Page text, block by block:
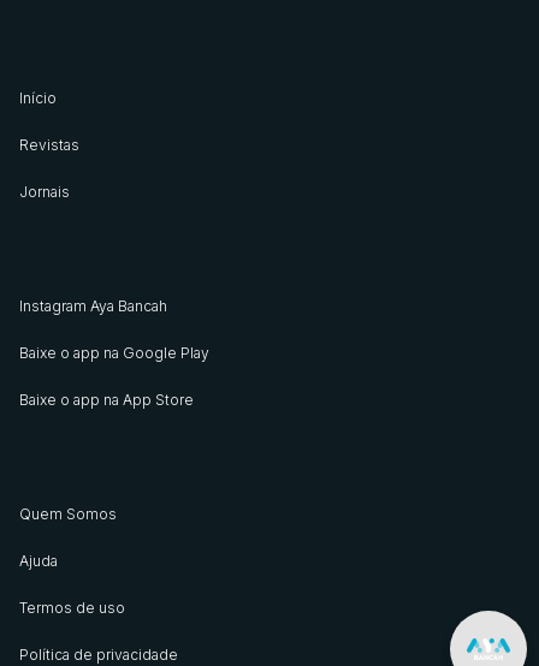
Início
Revistas
Jornais
Instagram Aya Bancah
Baixe o app na Google Play
Baixe o app na App Store
Quem Somos
Ajuda
Termos de uso
Política de privacidade